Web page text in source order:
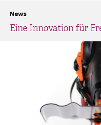
Eine Innovation für
News